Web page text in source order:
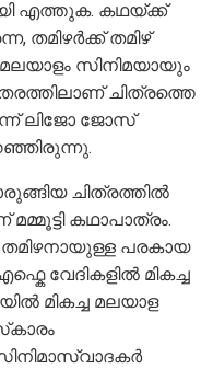
എത്തുക. കഥയ്ക്ക്
തമിഴർക്ക് തമിഴ്
മലയാളം സിനിമയായും
ചിത്രത്തെ
ലിജോ ജോസ്
ചിത്രത്തിൽ
കഥാപാത്രം.
പരകായ
വേദികളിൽ മികച്ച
മികച്ച മലയാള